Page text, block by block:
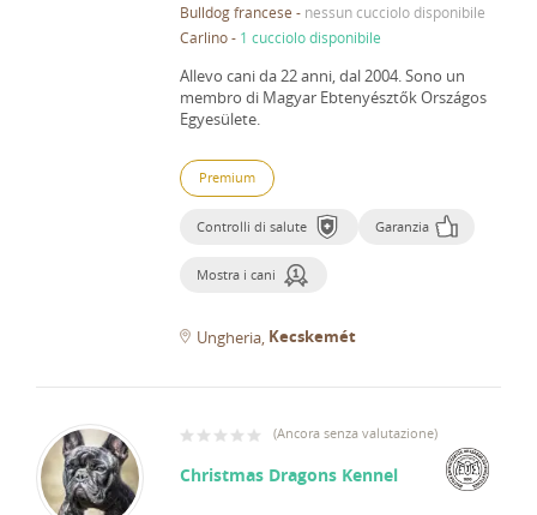
Bulldog francese - nessun cucciolo disponibile
Carlino- 1 cucciolo disponibile
Allevo cani da 22 anni, dal 2004.Sono un
membro di Magyar Ebtenyésztők Országos
Egyesülete.
Premium
Controlli di salute Garanzia
Mostra i cani
Ungheria Kecskemét
(Ancora senza valutazione)
Christmas Dragons Kennel